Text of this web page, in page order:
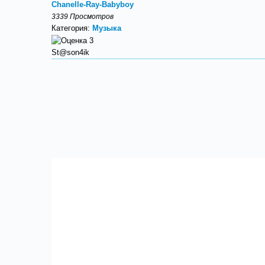
Chanelle-Ray-Babyboy
3339 Просмотров
Категория: Музыка
St@son4ik